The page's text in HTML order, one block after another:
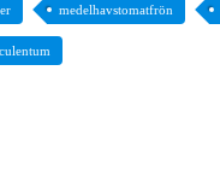
medelhavstomatfrön